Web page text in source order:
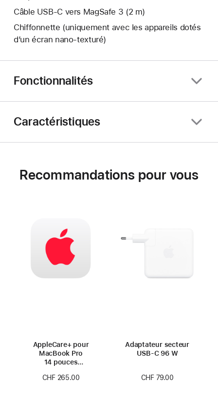
Câble USB-C vers MagSafe 3 (2 m)
Chiffonnette (uniquement avec les appareils dotés
d’un écran nano‑texturé)
Fonctionnalités
Caractéristiques
Recommandations pour vous
AppleCare+ pour
MacBook Pro
14 pouces
CHF 265.00
Adaptateur secteur
USB‑C 96 W
CHF 79.00